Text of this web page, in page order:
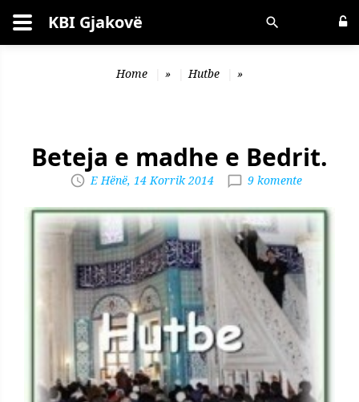
Kërko KBI Gjakovë
Home » Hutbe »
Beteja e madhe e Bedrit.
E Hënë, 14 Korrik 2014 9 komente